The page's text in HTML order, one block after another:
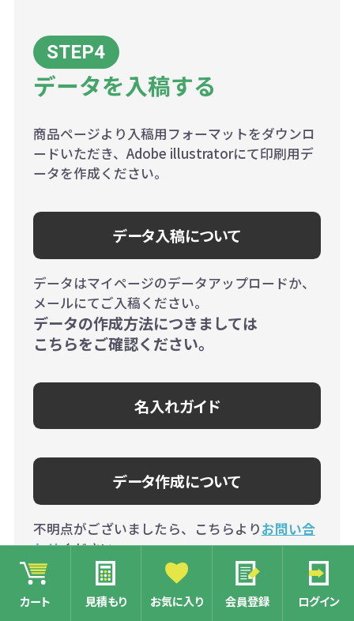
カート 見積もり お気に入り 会員登録 ログイン
データを入稿する
商品ページより入稿用フォーマットをダウンロ
ードいただき、Adobe illustratorにて印刷用デ
ータを作成ください。
データ入稿について
データはマイページのデータアップロードか、
メールにてご入稿ください。
データの作成方法につきましては
こちらをご確認ください。
名入れガイド
データ作成について
不明点がございましたら、こちらよりお問い合
わせください。